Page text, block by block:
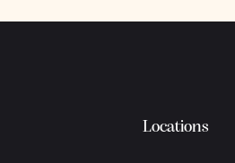
Locations